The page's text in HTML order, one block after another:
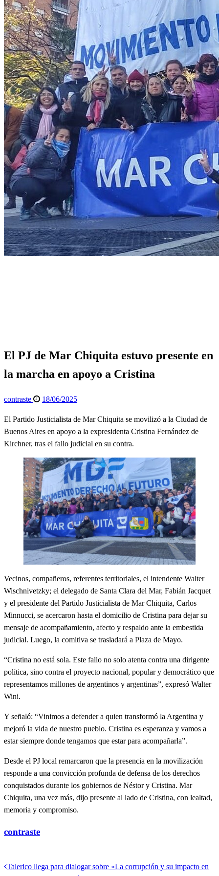
El PJ de Mar Chiquita estuvo presente en
la marcha en apoyo a Cristina
contraste
Publicado
18/06/2025
El Partido Justicialista de Mar Chiquita se movilizó a la Ciudad de
Buenos Aires en apoyo a la expresidenta Cristina Fernández de
Kirchner, tras el fallo judicial en su contra.
Vecinos, compañeros, referentes territoriales, el intendente Walter
Wischnivetzky; el delegado de Santa Clara del Mar, Fabián Jacquet
y el presidente del Partido Justicialista de Mar Chiquita, Carlos
Minnucci, se acercaron hasta el domicilio de Cristina para dejar su
mensaje de acompañamiento, afecto y respaldo ante la embestida
judicial. Luego, la comitiva se trasladará a Plaza de Mayo.
“Cristina no está sola. Este fallo no solo atenta contra una dirigente
política, sino contra el proyecto nacional, popular y democrático que
representamos millones de argentinos y argentinas”, expresó Walter
Wini.
Y señaló: “Vinimos a defender a quien transformó la Argentina y
mejoró la vida de nuestro pueblo. Cristina es esperanza y vamos a
estar siempre donde tengamos que estar para acompañarla”.
Desde el PJ local remarcaron que la presencia en la movilización
responde a una convicción profunda de defensa de los derechos
conquistados durante los gobiernos de Néstor y Cristina. Mar
Chiquita, una vez más, dijo presente al lado de Cristina, con lealtad,
memoria y compromiso.
contraste
Navegación
Entrada
Talerico llega para dialogar sobre «La corrupción y su impacto en